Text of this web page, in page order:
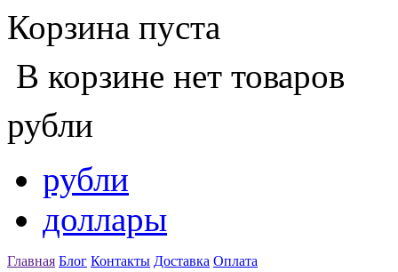
Корзина пуста
В корзине нет товаров
рубли
рубли
доллары
Главная Блог Контакты Доставка Оплата